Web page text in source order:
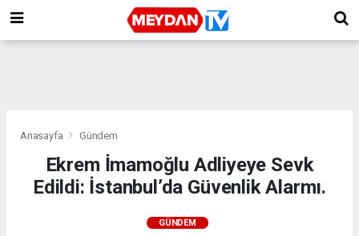
Anasayfa Gündem
Ekrem İmamoğlu Adliyeye Sevk
Edildi: İstanbul’da Güvenlik Alarmı.
GÜNDEM